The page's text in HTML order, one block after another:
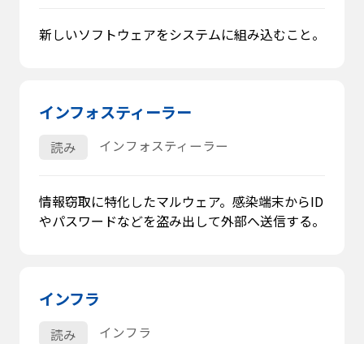
新しいソフトウェアをシステムに組み込むこと。
インフォスティーラー
読み インフォスティーラー
情報窃取に特化したマルウェア。感染端末からID
やパスワードなどを盗み出して外部へ送信する。
インフラ
読み インフラ